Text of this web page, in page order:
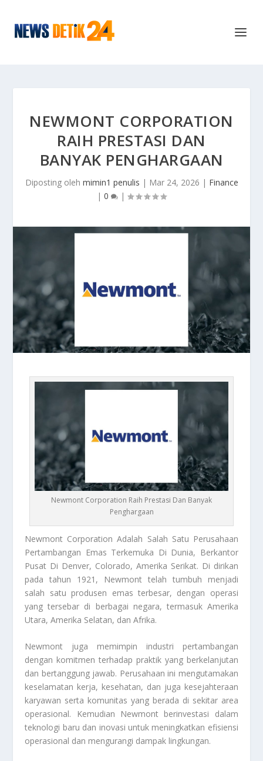
NEWMONT CORPORATION
RAIH PRESTASI DAN
BANYAK PENGHARGAAN
Diposting oleh mimin1 penulis | Mar 24, 2026 | Finance
| 0 |
Newmont Corporation Raih Prestasi Dan Banyak
Penghargaan
Newmont Corporation Adalah Salah Satu Perusahaan
Pertambangan Emas Terkemuka Di Dunia, Berkantor
Pusat Di Denver, Colorado, Amerika Serikat. Di dirikan
pada tahun 1921, Newmont telah tumbuh menjadi
salah satu produsen emas terbesar, dengan operasi
yang tersebar di berbagai negara, termasuk Amerika
Utara, Amerika Selatan, dan Afrika.
Newmont juga memimpin industri pertambangan
dengan komitmen terhadap praktik yang berkelanjutan
dan bertanggung jawab. Perusahaan ini mengutamakan
keselamatan kerja, kesehatan, dan juga kesejahteraan
karyawan serta komunitas yang berada di sekitar area
operasional. Kemudian Newmont berinvestasi dalam
teknologi baru dan inovasi untuk meningkatkan efisiensi
operasional dan mengurangi dampak lingkungan.